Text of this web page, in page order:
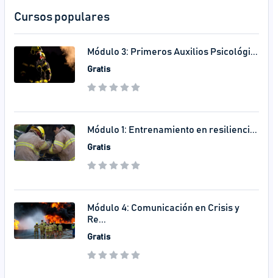
Cursos populares
Módulo 3: Primeros Auxilios Psicológi...
Gratis
Módulo 1: Entrenamiento en resilienci...
Gratis
Módulo 4: Comunicación en Crisis y
Re...
Gratis